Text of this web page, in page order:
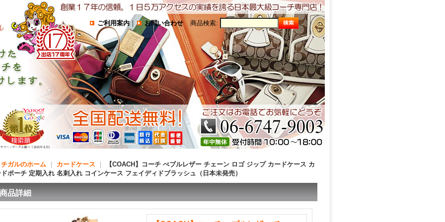
ご利用案内｜ お問い合わせ 商品検索:
ガルのホーム カードケース
【COACH】コーチ ぺブルレザー チェーン ロゴ ジップ カードケース カ
ポーチ 定期入れ 名刺入れ コインケース フェイディドブラッシュ（日本未発売）
商品詳細